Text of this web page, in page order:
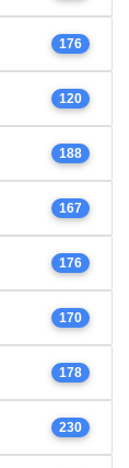
176
120
188
167
176
170
178
230